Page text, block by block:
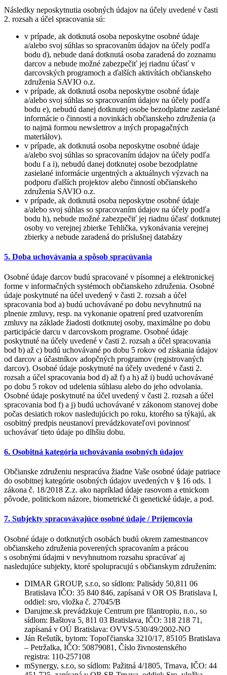
Následky neposkytnutia osobných údajov na účely uvedené v časti
2. rozsah a účel spracovania sú:
v prípade, ak dotknutá osoba neposkytne osobné údaje
a/alebo svoj súhlas so spracovaním údajov na účely podľa
bodu d), nebude daná dotknutá osoba zaradená do zoznamu
darcov a nebude možné zabezpečiť jej riadnu účasť v
darcovských programoch a ďalších aktivítách občianskeho
združenia SAVIO o.z.
v prípade, ak dotknutá osoba neposkytne osobné údaje
a/alebo svoj súhlas so spracovaním údajov na účely podľa
bodu e), nebudú danej dotknutej osobe bezodplatne zasielané
informácie o činnosti a novinkách občianskeho združenia (a
to najmä formou newslettrov a iných propagačných
materiálov).
v prípade, ak dotknutá osoba neposkytne osobné údaje
a/alebo svoj súhlas so spracovaním údajov na účely podľa
bodu f a i), nebudú danej dotknutej osobe bezodplatne
zasielané informácie urgentných a aktuálnych výzvach na
podporu ďalších projektov alebo činností občianskeho
združenia SAVIO o.z.
v prípade, ak dotknutá osoba neposkytne osobné údaje
a/alebo svoj súhlas so spracovaním údajov na účely podľa
bodu h), nebude možné zabezpečiť jej riadnu účasť dotknutej
osoby vo verejnej zbierke Tehlička, vykonávania verejnej
zbierky a nebude zaradená do príslušnej databázy
5. Doba uchovávania a spôsob spracúvania
Osobné údaje darcov budú spracované v písomnej a elektronickej
forme v informačných systémoch občianskeho združenia. Osobné
údaje poskytnuté na účel uvedený v časti 2. rozsah a účel
spracovania bod a) budú uchovávané po dobu nevyhnutnú na
plnenie zmluvy, resp. na vykonanie opatrení pred uzatvorením
zmluvy na základe žiadosti dotknutej osoby, maximálne po dobu
participácie darcu v darcovskom programe. Osobné údaje
poskytnuté na účely uvedené v časti 2. rozsah a účel spracovania
bod b) až c) budú uchovávané po dobu 5 rokov od získania údajov
od darcov a účastníkov adopčných programov (registrovaných
darcov). Osobné údaje poskytnuté na účely uvedené v časti 2.
rozsah a účel spracovania bod d) až f) a h) až i) budú uchovávané
po dobu 5 rokov od udelenia súhlasu alebo do jeho odvolania.
Osobné údaje poskytnuté na účel uvedený v časti 2. rozsah a účel
spracovania bod f) a j) budú uchovávané v zákonom stanovej dobe
počas desiatich rokov nasledujúcich po roku, ktorého sa týkajú, ak
osobitný predpis neustanoví prevádzkovateľovi povinnosť
uchovávať tieto údaje po dlhšiu dobu.
6. Osobitná kategória uchovávania osobných údajov
Občianske združeniu nespracúva žiadne Vaše osobné údaje patriace
do osobitnej kategórie osobných údajov uvedených v § 16 ods. 1
zákona č. 18/2018 Z.z. ako napríklad údaje rasovom a etnickom
pôvode, politickom názore, biometrické či genetické údaje, a pod.
7. Subjekty spracovávajúce osobné údaje / Príjemcovia
Osobné údaje o dotknutých osobách budú okrem zamestnancov
občianskeho združenia poverených spracovaním a prácou
s osobnými údajmi v nevyhnutnom rozsahu spracúvať aj
nasledujúce subjekty, ktoré spolupracujú s občianskym združením:
DIMAR GROUP, s.r.o, so sídlom: Palisády 50,811 06
Bratislava IČO: 35 840 846, zapísaná v OR OS Bratislava I,
oddiel: sro, vložka č. 27045/B
Darujme.sk prevádzkuje Centrum pre filantropiu, n.o., so
sídlom: Baštova 5, 811 03 Bratislava, IČO: 318 218 71,
zapísaná v OÚ Bratislava: OVVS-530/49/2002-NO
Ján Rešutík, bytom: Topoľčianska 3210/17, 85105 Bratislava
– Petržalka, IČO: 50879081, Číslo živnostenského
registra: 110-257108
mSynergy, s.r.o, so sídlom: Pažitná 4/1805, Trnava, IČO: 44